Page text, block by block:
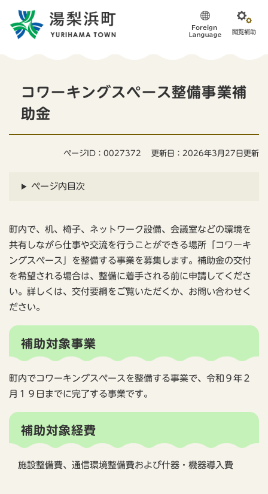
コワーキングスペース整備事業補
助金
ページID：0027372 更新日：2026年3月27日更新
ページ内目次
町内で、机、椅子、ネットワーク設備、会議室などの環境を
共有しながら仕事や交流を行うことができる場所「コワーキ
ングスペース」を整備する事業を募集します。補助金の交付
を希望される場合は、整備に着手される前に申請してくださ
い。詳しくは、交付要綱をご覧いただくか、お問い合わせく
ださい。
補助対象事業
町内でコワーキングスペースを整備する事業で、令和９年２
月１９日までに完了する事業です。
補助対象経費
施設整備費、通信環境整備費および什器・機器導入費